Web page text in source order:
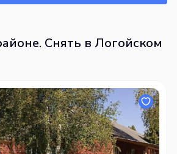
Снять в Логойском